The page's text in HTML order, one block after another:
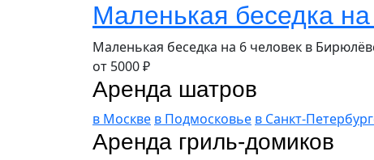
Маленькая беседка
Маленькая беседка на 6 человек в
от 5000₽
Аренда шатров
в Москве в Подмосковье в Санкт-
Аренда гриль-домиков